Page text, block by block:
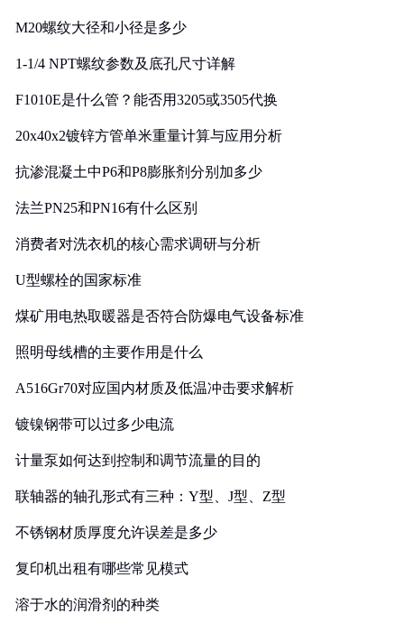
M20螺纹大径和小径是多少
1-1/4 NPT螺纹参数及底孔尺寸详解
F1010E是什么管？能否用3205或3505代换
20x40x2镀锌方管单米重量计算与应用分析
抗渗混凝土中P6和P8膨胀剂分别加多少
法兰PN25和PN16有什么区别
消费者对洗衣机的核心需求调研与分析
U型螺栓的国家标准
煤矿用电热取暖器是否符合防爆电气设备标准
照明母线槽的主要作用是什么
A516Gr70对应国内材质及低温冲击要求解析
镀镍钢带可以过多少电流
计量泵如何达到控制和调节流量的目的
联轴器的轴孔形式有三种：Y型、J型、Z型
不锈钢材质厚度允许误差是多少
复印机出租有哪些常见模式
溶于水的润滑剂的种类